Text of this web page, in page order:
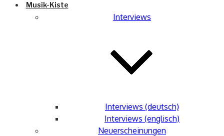
Musik-Kiste
Interviews
Interviews (deutsch)
Interviews (englisch)
Neuerscheinungen